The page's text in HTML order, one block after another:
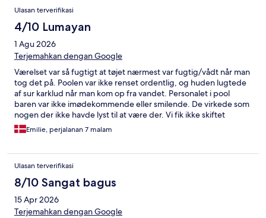
Ulasan terverifikasi
4/10 Lumayan
1 Agu 2026
Terjemahkan dengan Google
Værelset var så fugtigt at tøjet nærmest var fugtig/vådt når man
tog det på. Poolen var ikke renset ordentlig, og huden lugtede
af sur karklud når man kom op fra vandet. Personalet i pool
baren var ikke imødekommende eller smilende. De virkede som
nogen der ikke havde lyst til at være der. Vi fik ikke skiftet
sengetøj i den uge vi var der på trods af at det var betydeligt
trængende til at blive skiftet og vi ringede ned til receptionen
seng, og nye håndklæder på badeværelset (2 ud a 7 dage) de
resterende dage måtte vi gå op til poolen og tage håndklæder
derfra for a kunne gå i bad. Der var skimmelsvamp i loftet både
på værelse og badeværelset.
Emilie, perjalanan 7 malam
Ulasan terverifikasi
8/10 Sangat bagus
15 Apr 2026
Terjemahkan dengan Google